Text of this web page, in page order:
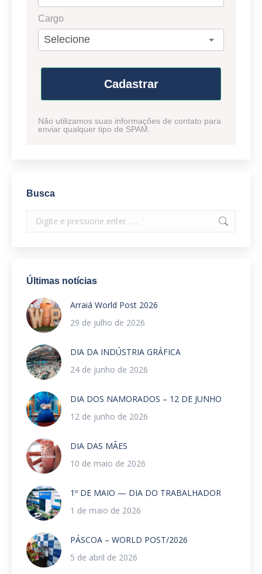
Cargo
Cadastrar
Não utilizamos suas informações de contato para
enviar qualquer tipo de SPAM.
Busca
Search:
Últimas notícias
Arraiá World Post 2026
29 de julho de 2026
DIA DA INDÚSTRIA GRÁFICA
24 de junho de 2026
DIA DOS NAMORADOS – 12 DE JUNHO
12 de junho de 2026
DIA DAS MÃES
10 de maio de 2026
1º DE MAIO — DIA DO TRABALHADOR
1 de maio de 2026
PÁSCOA – WORLD POST/2026
5 de abril de 2026